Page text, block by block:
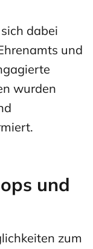
dabei
und
wurden
und
zum